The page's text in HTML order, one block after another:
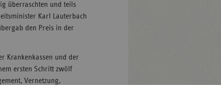
überraschten und teils
Karl Lauterbach
den Preis in der
Krankenkassen und der
ersten Schritt zwölf
Vernetzung,